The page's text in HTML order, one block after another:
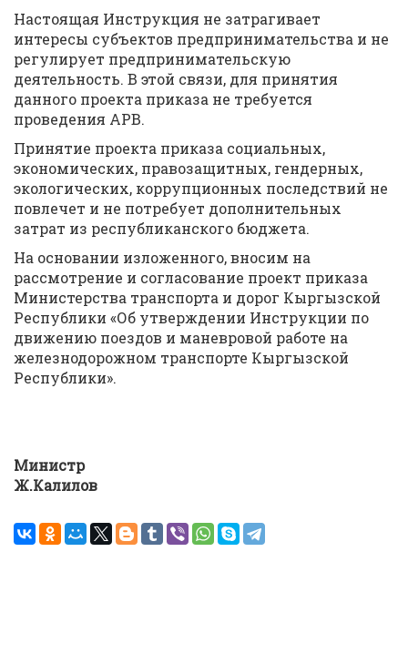
Настоящая Инструкция не затрагивает
интересы субъектов предпринимательства и не
регулирует предпринимательскую
деятельность. В этой связи, для принятия
данного проекта приказа не требуется
проведения АРВ.
Принятие проекта приказа социальных,
экономических, правозащитных, гендерных,
экологических, коррупционных последствий не
повлечет и не потребует дополнительных
затрат из республиканского бюджета.
На основании изложенного, вносим на
рассмотрение и согласование проект приказа
Министерства транспорта и дорог Кыргызской
Республики «Об утверждении Инструкции по
движению поездов и маневровой работе на
железнодорожном транспорте Кыргызской
Республики».
Министр
Ж.Калилов